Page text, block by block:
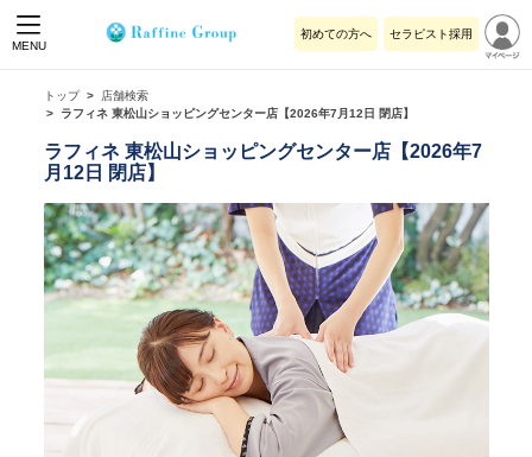
MENU
初めての方へ セラピスト採用
トップ
店舗検索
ラフィネ 東松山ショッピングセンター店【2026年7月12日 閉店】
ラフィネ 東松山ショッピングセンター店【2026年7
月12日 閉店】